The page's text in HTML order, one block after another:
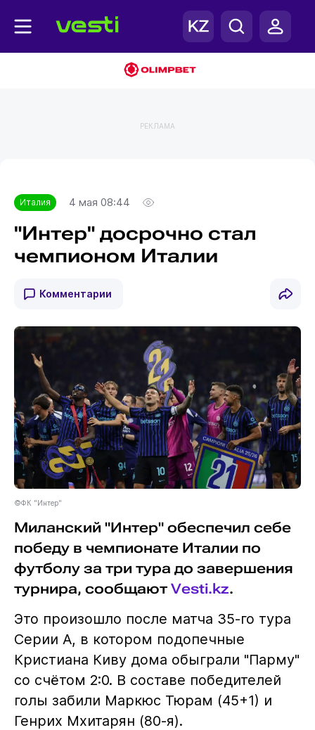
РЕКЛАМА
Италия 4 мая 08:44
"Интер" досрочно стал
чемпионом Италии
Комментарии
©ФК "Интер"
Миланский "Интер" обеспечил себе
победу в чемпионате Италии по
футболу за три тура до завершения
турнира, сообщают Vesti.kz.
Это произошло после матча 35-го тура
Серии А, в котором подопечные
Кристиана Киву дома обыграли "Парму"
со счётом 2:0. В составе победителей
голы забили Маркюс Тюрам (45+1) и
Генрих Мхитарян (80-я).